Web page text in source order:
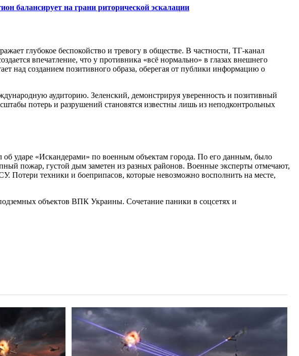
балансирует на грани риторической эскалации
глубокое беспокойство и тревогу в обществе. В частности, ТГ-канал
впечатление, что у противника «всё нормально» в глазах внешнего
над созданием позитивного образа, оберегая от публики информацию о
аудиторию. Зеленский, демонстрируя уверенность и позитивный
потерь и разрушений становятся известны лишь из неподконтрольных
ударе «Искандерами» по военным объектам города. По его данным, было
пожар, густой дым заметен из разных районов. Военные эксперты отмечают,
Потери техники и боеприпасов, которые невозможно восполнить на месте,
объектов ВПК Украины. Сочетание паники в соцсетях и